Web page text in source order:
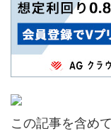
この記事を含め